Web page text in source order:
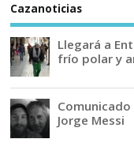
Cazanoticias
Llegará a
frío polar y
Jorge Messi